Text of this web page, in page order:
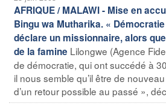
AFRIQUE / MALAWI - Mise en
Bingu wa Mutharika. «
déclare un missionnaire, alors
de la famine Lilongwe (Agence
de démocratie, qui ont succédé à
il nous semble qu’il être de
d’un retour possible au passé »,